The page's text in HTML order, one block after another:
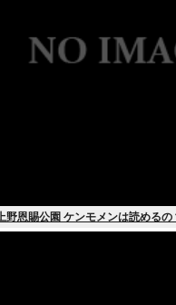
上野恩賜公園 ケンモメンは読めるの